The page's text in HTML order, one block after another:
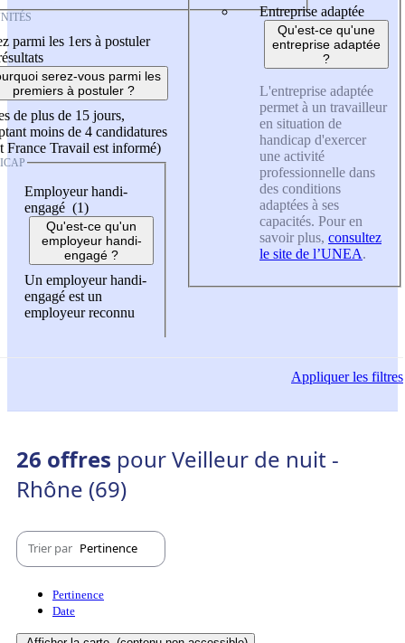
parmi les 1ers à postuler
serez-vous parmi les
premiers à postuler ?
de plus de 15 jours,
moins de 4 candidatures
France Travail est informé)
Employeur handi-
engagé (1)
Qu'est-ce qu'un
employeur handi-
engagé ?
Un employeur handi-
engagé est un
employeur reconnu
Entreprise adaptée
Qu'est-ce qu'une
entreprise adaptée
?
L'entreprise adaptée
permet à un travailleur
en situation de
handicap d'exercer
une activité
professionnelle dans
des conditions
adaptées à ses
capacités. Pour en
savoir plus, consultez
le site de l’UNEA.
Appliquerles filtres
26 offres pour Veilleur de nuit -
Rhône (69)
Trier par Pertinence
Pertinence
Date